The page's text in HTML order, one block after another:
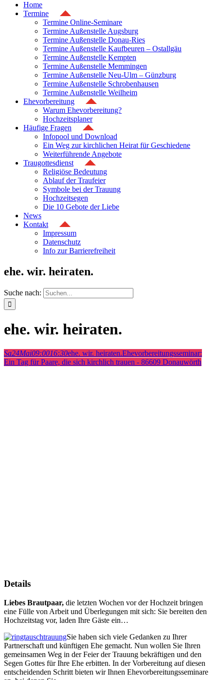
Home
Termine
Termine Online-Seminare
Termine Außenstelle Augsburg
Termine Außenstelle Donau-Ries
Termine Außenstelle Kaufbeuren – Ostallgäu
Termine Außenstelle Kempten
Termine Außenstelle Memmingen
Termine Außenstelle Neu-Ulm – Günzburg
Termine Außenstelle Schrobenhausen
Termine Außenstelle Weilheim
Ehevorbereitung
Warum Ehevorbereitung?
Hochzeitsplaner
Häufige Fragen
Infopool und Download
Ein Weg zur kirchlichen Heirat für Geschiedene
Weiterführende Angebote
Traugottesdienst
Religiöse Bedeutung
Ablauf der Traufeier
Symbole bei der Trauung
Hochzeitsegen
Die 10 Gebote der Liebe
News
Kontakt
Impressum
Datenschutz
Info zur Barrierefreiheit
ehe. wir. heiraten.
Suche nach:
ehe. wir. heiraten.
Sa24Mai09:0016:30ehe. wir. heiraten.Ehevorbereitungsseminar:
Ein Tag für Paare, die sich kirchlich trauen - 86609 Donauwörth
Details
Liebes Brautpaar, die letzten Wochen vor der Hochzeit bringen
eine Fülle von Arbeit und Überlegungen mit sich: Sie bereiten den
Hochzeitstag vor, laden Ihre Gäste ein…
Sie haben sich viele Gedanken zu Ihrer
Partnerschaft und künftigen Ehe gemacht. Nun wollen Sie Ihren
gemeinsamen Weg in der Feier der Trauung bekräftigen und den
Segen Gottes für Ihre Ehe erbitten. In der Vorbereitung auf diesen
entscheidenden Schritt bieten wir Ihnen Ehevorbereitungsseminare